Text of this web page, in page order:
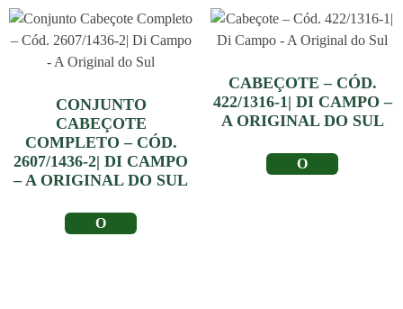
CONJUNTO
CABEÇOTE
COMPLETO – CÓD.
2607/1436-2| DI CAMPO
– A ORIGINAL DO SUL
LER MAIS
CABEÇOTE – CÓD.
422/1316-1| DI CAMPO –
A ORIGINAL DO SUL
LER MAIS